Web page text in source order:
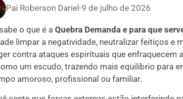
Pai Roberson Dariel-9 de julho de 2026
o que é aQuebra Demanda e para que
limpar a negatividade, neutralizar feitiços e
contra ataques espirituais que enfraquecem
um escudo, trazendo mais equilíbrio para
amoroso, profissional ou familiar.